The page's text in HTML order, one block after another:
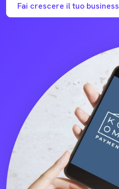
Fai crescere il tuo business